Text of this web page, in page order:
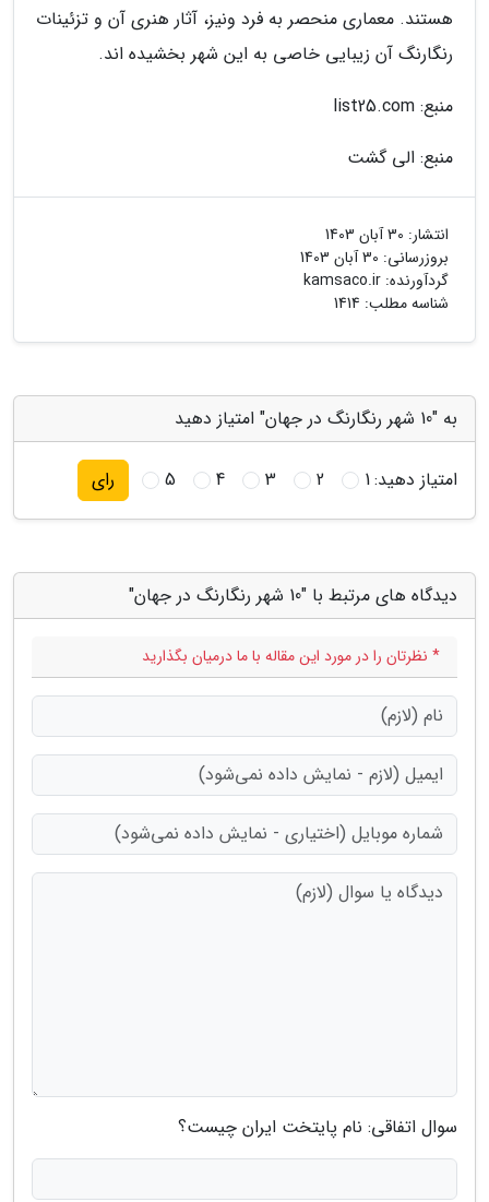
هستند. معماری منحصر به فرد ونیز، آثار هنری آن و تزئینات
رنگارنگ آن زیبایی خاصی به این شهر بخشیده اند.
منبع: list25.com
منبع: الی گشت
انتشار: 30 آبان 1403
بروزرسانی: 30 آبان 1403
گردآورنده: kamsaco.ir
شناسه مطلب: 1414
به "10 شهر رنگارنگ در جهان" امتیاز دهید
امتیاز دهید:1
2
3
4
5 رای
دیدگاه های مرتبط با "10 شهر رنگارنگ در جهان"
* نظرتان را در مورد این مقاله با ما درمیان بگذارید
سوال اتفاقی: نام پایتخت ایران چیست؟